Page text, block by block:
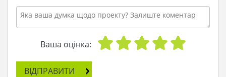
Ваша оцінка:
ВІДПРАВИТИ